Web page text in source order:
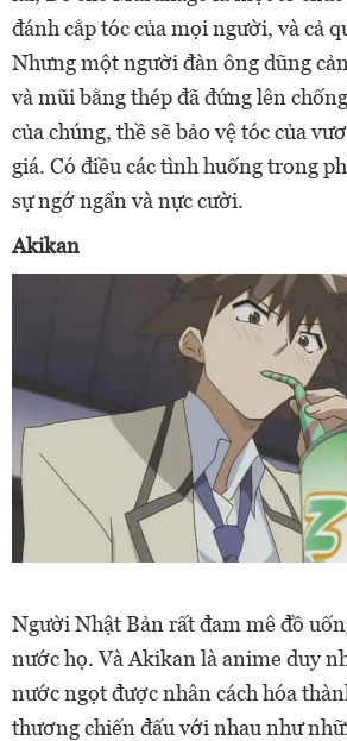
đánh cắp tóc của mọi người, và cả
Nhưng một người đàn ông dũng
và mũi bằng thép đã đứng lên
của chúng, thề sẽ bảo vệ tóc của
giá. Có điều các tình huống trong
sự ngớ ngẩn và nực cười.
Akikan
Người Nhật Bản rất đam mê đồ
nước họ. Và Akikan là anime duy
nước ngọt được nhân cách hóa
thương chiến đấu với nhau như